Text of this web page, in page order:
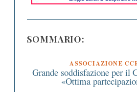
SOMMARIO:
ASSOCIAZIONE
Grande soddisfazione per il
«Ottima